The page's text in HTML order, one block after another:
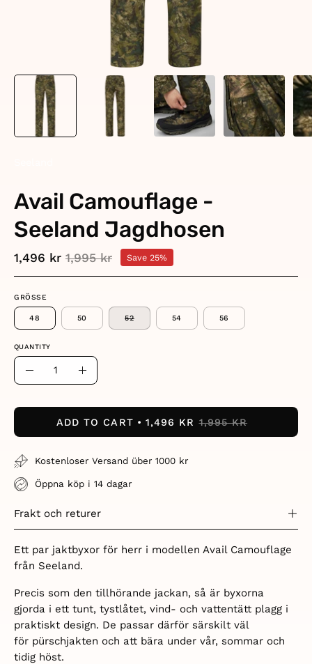
Avail Camouflage -
Seeland Jagdhosen
1,496 kr 1,995 kr Save 25%
GRÖSSE
48 50 52 54 56
QUANTITY
Quantity
Decrease Increase
ADD TO CART 1,496 KR 1,995 KR
Kostenloser Versand über 1000 kr
Öppna köp i 14 dagar
Frakt och returer
Ett par jaktbyxor för herr i modellen Avail Camouflage
från Seeland.
Precis som den tillhörande jackan, så är byxorna
gjorda i ett tunt, tystlåtet, vind- och vattentätt plagg i
praktiskt design. De passar därför särskilt väl
för pürschjakten och att bära under vår, sommar och
tidig höst.